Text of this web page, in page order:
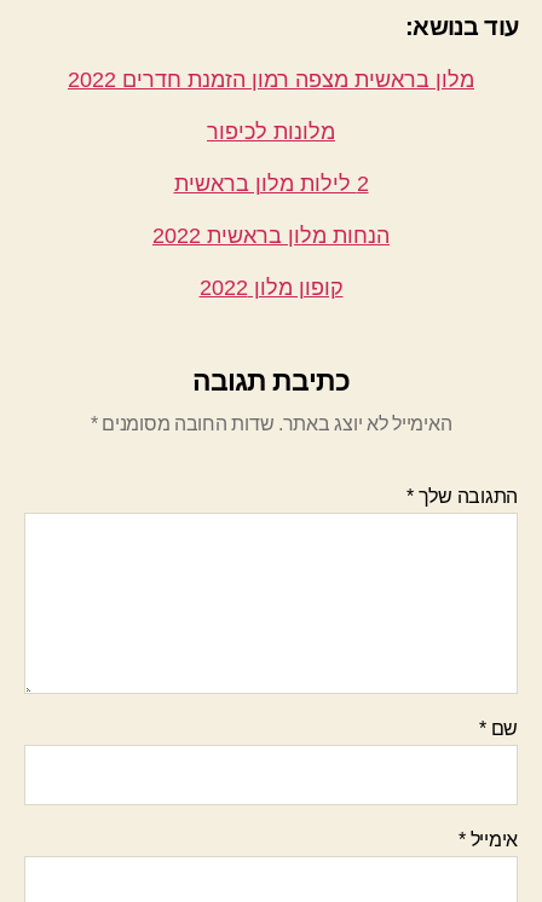
עוד בנושא:
מלון בראשית מצפה רמון הזמנת חדרים 2022
מלונות לכיפור
2 לילות מלון בראשית
הנחות מלון בראשית 2022
קופון מלון 2022
כתיבת תגובה
האימייל לא יוצג באתר. שדות החובה מסומנים*
התגובה שלך*
שם*
אימייל*